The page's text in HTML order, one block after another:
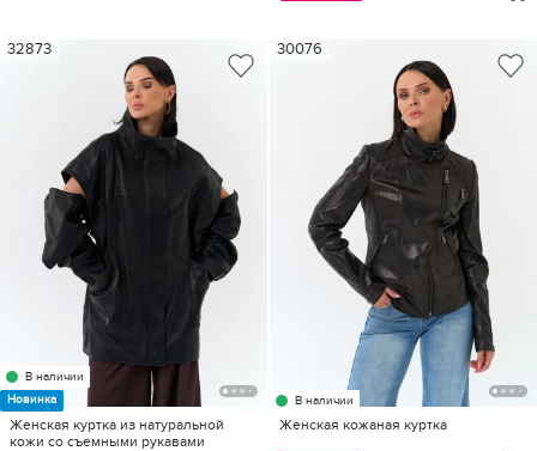
В наличии
Новинка
32873
Женская куртка из натуральной
кожи со съемными рукавами
В наличии
30076
Женская кожаная куртка